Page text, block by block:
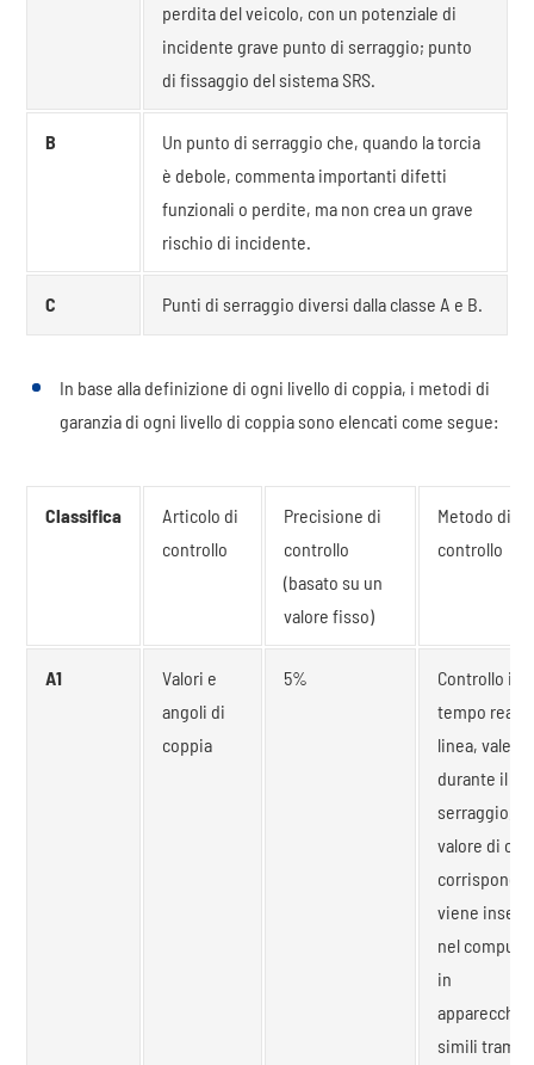
perdita del veicolo, con un potenziale di
incidente grave punto di serraggio; punto
di fissaggio del sistema SRS.
B
Un punto di serraggio che, quando la torcia
è debole, commenta importanti difetti
funzionali o perdite, ma non crea un grave
rischio di incidente.
C Punti di serraggio diversi dalla classe A e B.
In base alla definizione di ogni livello di coppia, i metodi di
garanzia di ogni livello di coppia sono elencati come segue:
Classifica
Articolo di
controllo
Precisione di
controllo
(basato su un
valore fisso)
Metodo di
controllo
A1
Valori e
angoli di
coppia
5%
Controllo in
tempo reale
linea, vale a
durante il
serraggio, il
valore di
viene
nel
in
simili